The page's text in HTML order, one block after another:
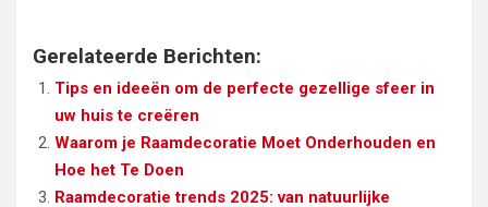
Gerelateerde Berichten:
Tips en ideeën om de perfecte gezellige sfeer in
uw huis te creëren
Waarom je Raamdecoratie Moet Onderhouden en
Hoe het Te Doen
Raamdecoratie trends 2025: van natuurlijke